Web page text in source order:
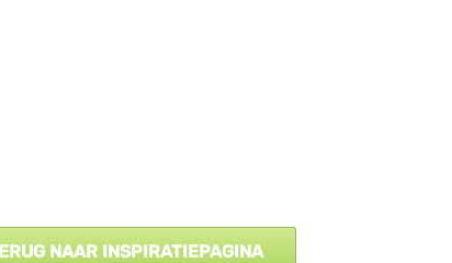
NAAR INSPIRATIEPAGINA